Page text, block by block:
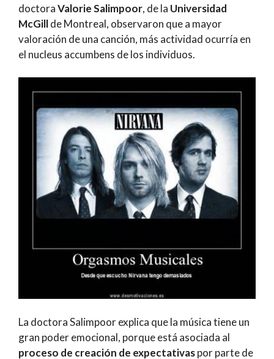
doctoraValorie Salimpoor, de la Universidad
McGillde Montreal, observaron que a mayor
valoración de una canción, más actividad ocurría en
el nucleus accumbens de los individuos.
La doctora Salimpoor explica que la música tiene un
gran poder emocional, porque está asociada al
proceso de creación de expectativaspor parte de